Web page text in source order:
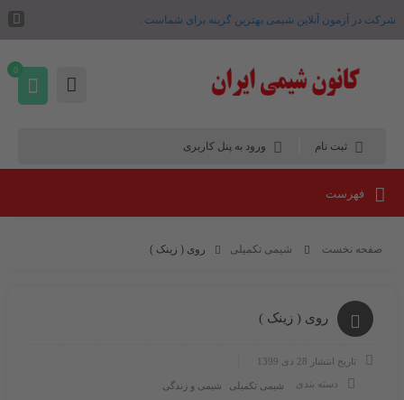
شرکت در آزمون آنلاین شیمی بهترین گزینه برای شماست .
ثبت نام ورود به پنل کاربری
0
فهرست
صفحه نخست شیمی تکمیلی روی ( زینک )
روی ( زینک )
تاریخ انتشار 28 دی 1399
دسته بندی شیمی تکمیلی شیمی و زندگی